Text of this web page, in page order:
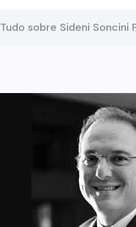
Tudo sobre Sideni Soncini